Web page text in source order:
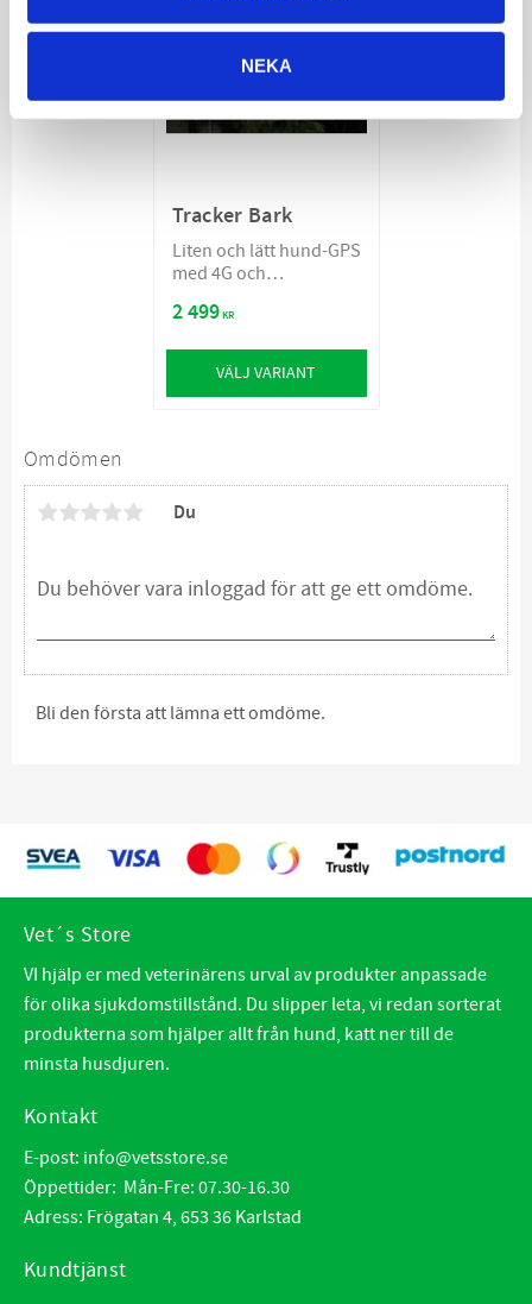
NEKA
Omdömen
Du
Bli den första att lämna ett omdöme.
Tracker Bark
Liten och lätt hund-GPS
med 4G och
2 499KR
VÄLJ VARIANT
Vet´s Store
VI hjälp er med veterinärens urval av produkter anpassade
för olika sjukdomstillstånd. Du slipper leta, vi redan sorterat
produkterna som hjälper allt från hund, katt ner till de
minsta husdjuren.
Kontakt
E-post: info@vetsstore.se
Öppettider: Mån-Fre: 07.30-16.30
Adress: Frögatan 4, 653 36 Karlstad
Kundtjänst